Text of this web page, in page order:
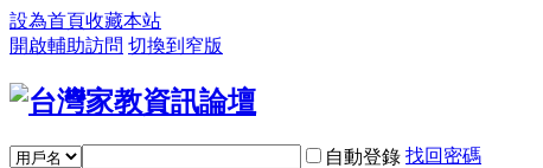
設為首頁收藏本站
開啟輔助訪問 切換到窄版
自動登錄 找回密碼